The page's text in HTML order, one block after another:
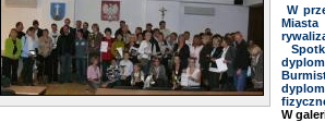
W
Miasta
W